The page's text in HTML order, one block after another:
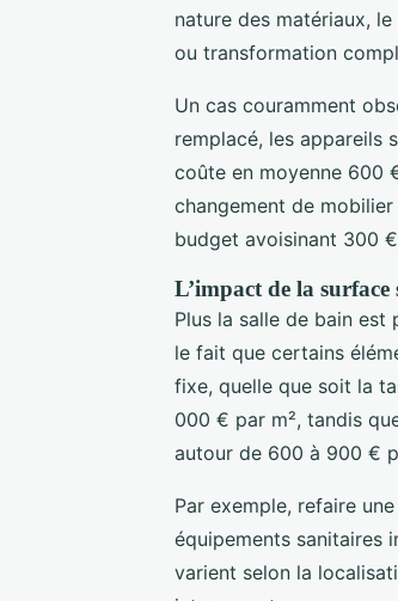
nature des matériaux,
ou transformation
Un cas couramment
remplacé, les appareils
coûte en moyenne 600
changement de
budget avoisinant 300
L’impact de la surface
Plus la salle de bain est
le fait que certains
fixe, quelle que soit la
000 € par m², tandis
autour de 600 à 900 €
Par exemple, refaire
équipements sanitaires
varient selon la